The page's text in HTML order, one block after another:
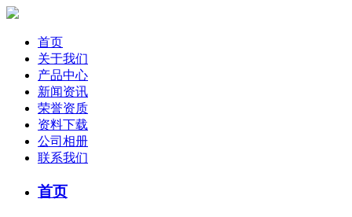
首页
关于我们
产品中心
新闻资讯
荣誉资质
资料下载
公司相册
联系我们
首页